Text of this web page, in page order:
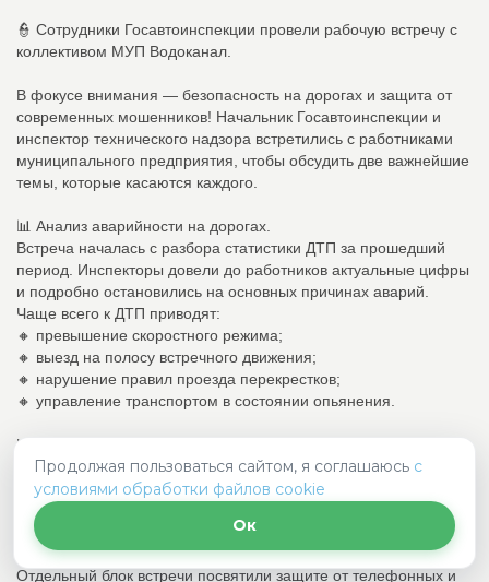
👮 Сотрудники Госавтоинспекции провели рабочую встречу с
коллективом МУП Водоканал.
В фокусе внимания — безопасность на дорогах и защита от
современных мошенников! Начальник Госавтоинспекции и
инспектор технического надзора встретились с работниками
муниципального предприятия, чтобы обсудить две важнейшие
темы, которые касаются каждого.
📊 Анализ аварийности на дорогах.
Встреча началась с разбора статистики ДТП за прошедший
период. Инспекторы довели до работников актуальные цифры
и подробно остановились на основных причинах аварий.
Чаще всего к ДТП приводят:
🔸 превышение скоростного режима;
🔸 выезд на полосу встречного движения;
🔸 нарушение правил проезда перекрестков;
🔸 управление транспортом в состоянии опьянения.
Именно на этих «классических» ошибках инспекторы сделали
особый акцент, напомнив водителям служебного и
спецтранспорта о строгом соблюдении ПДД, а пешеходам —
где и как можно переходить проезжую часть.
📞 Профилактика мошенничества.
Отдельный блок встречи посвятили защите от телефонных и
Продолжая пользоваться сайтом, я соглашаюсь с
условиями обработки файлов cookie
Ок